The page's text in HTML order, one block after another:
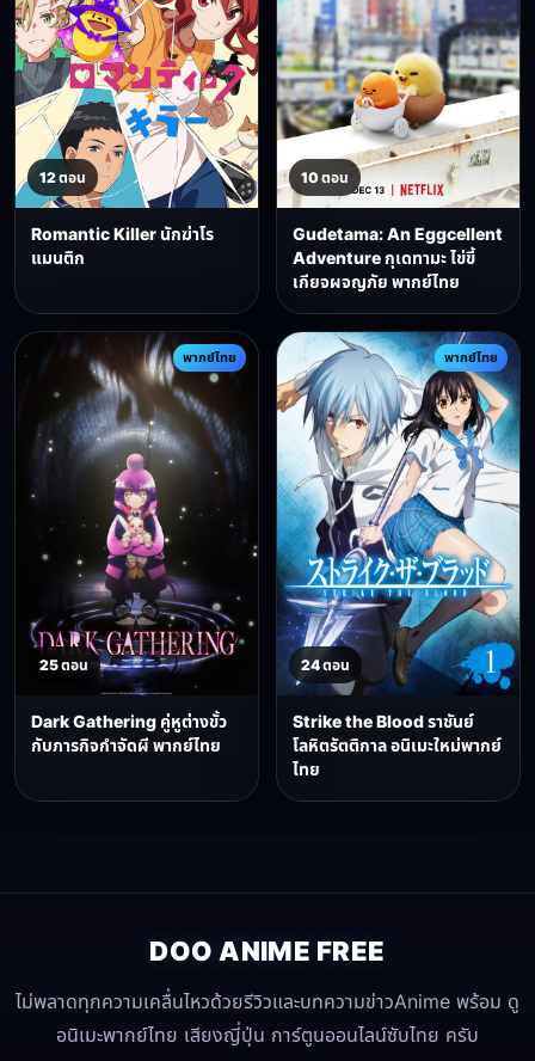
12 ตอน
Romantic Killer นักฆ่าโร
แมนติก
10 ตอน
Gudetama: An Eggcellent
Adventure กุเดทามะ ไข่ขี้
เกียจผจญภัย พากย์ไทย
พากย์ไทย
25 ตอน
Dark Gathering คู่หูต่างขั้ว
กับภารกิจกำจัดผี พากย์ไทย
พากย์ไทย
24 ตอน
Strike the Blood ราชันย์
โลหิตรัตติกาล อนิเมะใหม่พากย์
ไทย
DOO ANIME FREE
ไม่พลาดทุกความเคลื่นไหวด้วยรีวิวและบทความข่าวAnime พร้อม ดู
อนิเมะพากย์ไทย เสียงญี่ปุ่น การ์ตูนออนไลน์ซับไทย ครับ